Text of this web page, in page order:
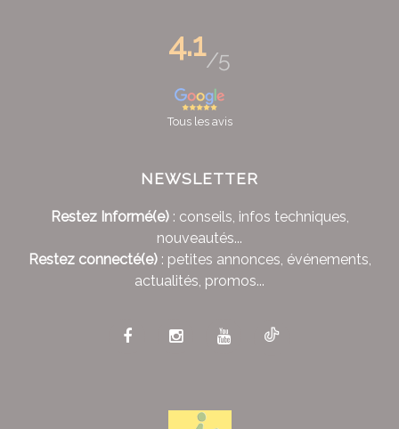
4.1/5
Tous les avis
NEWSLETTER
Restez Informé(e): conseils, infos techniques,
nouveautés...
Restez connecté(e): petites annonces, événements,
actualités, promos...